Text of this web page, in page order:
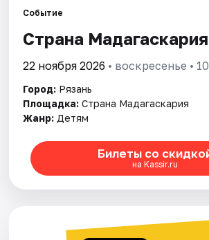
Площадки
Артисты
Рейтинги
Событие
Страна
22 ноября 2026 • воскресенье •
Город: Рязань
Площадка: Страна Мадагаскария
Жанр: Детям
Билеты со
на Kassir.ru